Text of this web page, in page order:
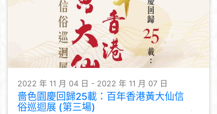
2022 年 11 月 04 日 - 2022 年 11 月 07 日
嗇色園慶回歸25載：百年香港黃大仙信
俗巡迴展 (第三場)